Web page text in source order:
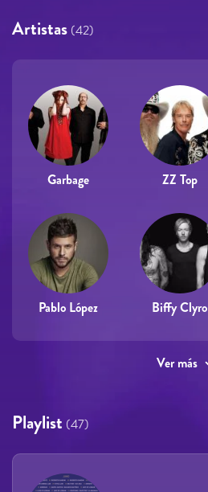
Artistas (42)
Garbage ZZ Top
Pablo López Biffy Clyro
Ver más
Playlist (47)